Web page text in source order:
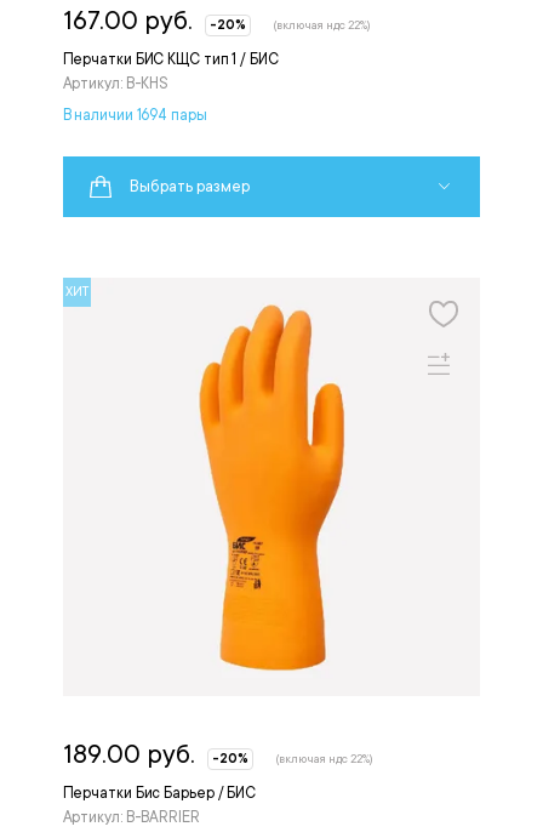
Перчатки БИС КЩС тип 1 / БИС
Артикул: B-KHS
167.00 руб. -20% (включая ндс 22%)
В наличии 1694 пары
Выбрать размер
ХИТ
Перчатки Бис Барьер / БИС
Артикул: B-BARRIER
189.00 руб. -20% (включая ндс 22%)